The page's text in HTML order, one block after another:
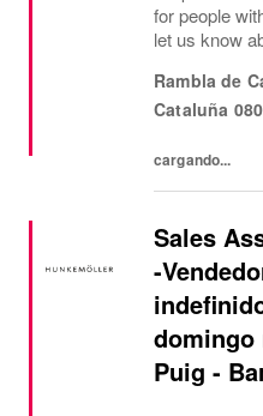
for people
let us know
can provide
Rambla de
Cataluña
cargando...
Sales
-
domingo
Puig -